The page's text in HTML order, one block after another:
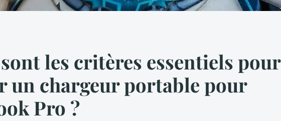
les critères essentiels pour
un chargeur portable pour
Pro ?